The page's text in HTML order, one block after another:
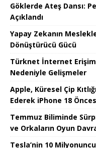
Göklerde Ateş Dansı:
Açıklandı
Yapay Zekanın
Dönüştürücü Gücü
Türknet İnternet
Nedeniyle Gelişmeler
Apple, Küresel Çip
Ederek iPhone 18
Temmuz Biliminde
ve Orkaların Oyun
Tesla’nin 10